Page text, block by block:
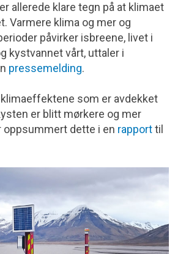
allerede klare tegn på at klimaet
Varmere klima og mer og
påvirker isbreene, livet i
kystvannet vårt, uttaler i
pressemelding.
som er avdekket
er blitt mørkere og mer
oppsummert dette i en rapporttil